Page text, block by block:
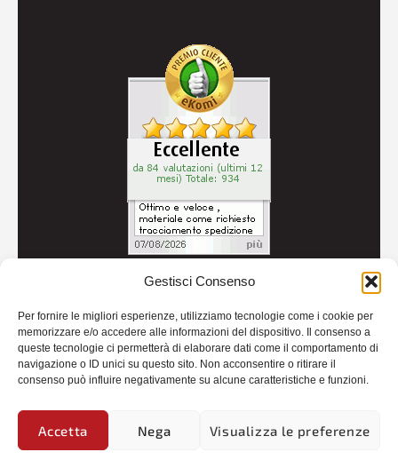
Gestisci Consenso
Per fornire le migliori esperienze, utilizziamo tecnologie come i cookie per
memorizzare e/o accedere alle informazioni del dispositivo. Il consenso a
queste tecnologie ci permetterà di elaborare dati come il comportamento di
navigazione o ID unici su questo sito. Non acconsentire o ritirare il
consenso può influire negativamente su alcune caratteristiche e funzioni.
Accetta Nega Visualizza le preferenze
Credits